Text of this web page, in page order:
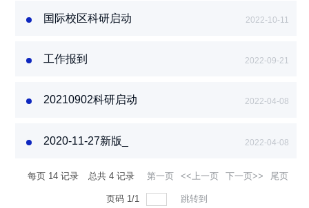
国际校区科研启动
2022-10-11
工作报到
2022-09-21
20210902科研启动
2022-04-08
2020-11-27新版_
申请书
2022-04-08
每页 14 记录 总共 4 记录 第一页 <<上一页 下一页>> 尾页
页码 1 /1 跳转到